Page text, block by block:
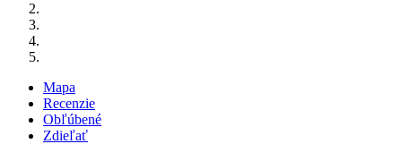
Mapa
Recenzie
Obľúbené
Zdieľať